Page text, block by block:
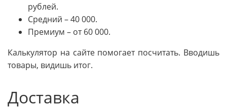
рублей.
Средний – 40 000.
Премиум – от 60 000.
Калькулятор на сайте помогает посчитать. Вводишь
товары, видишь итог.
Доставка